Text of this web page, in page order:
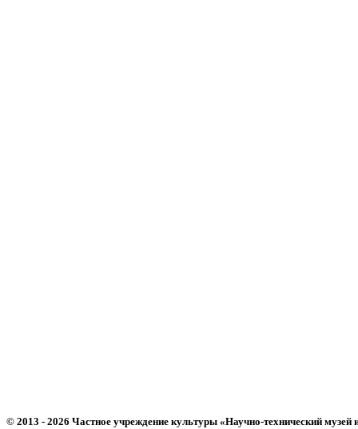
© 2013 - 2026 Частное учреждение культуры «Научно-технический музей